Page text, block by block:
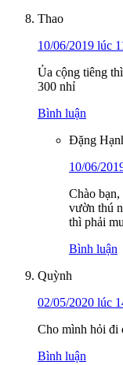
Thao
10/06/2019 lúc
Ủa cộng tiêng
300 nhỉ
Bình luận
Đặng
10/06/
Chào
vườn thú
thì phải
Bình luận
Quỳnh
02/05/2020 lúc
Cho mình hỏi đi
Bình luận